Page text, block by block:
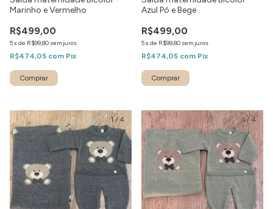
Marinho e Vermelho
R$499,00
5xde R$99,80 sem juros
R$474,05 com Pix
Comprar
Azul Pó e Bege
R$499,00
5xde R$99,80 sem juros
R$474,05 com Pix
Comprar
1/4 1/ 4